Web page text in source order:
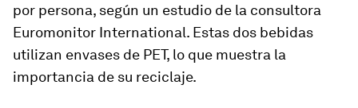
por persona, según un estudio de la consultora
Euromonitor International. Estas dos bebidas
utilizan envases de PET, lo que muestra la
importancia de su reciclaje.